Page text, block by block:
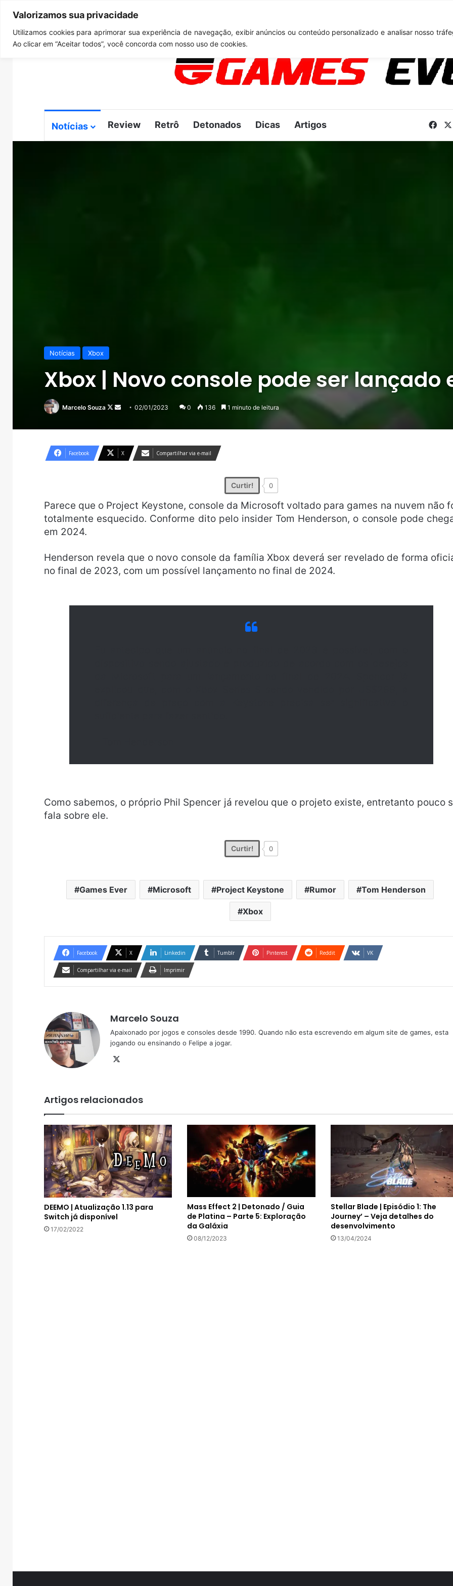
Valorizamos sua privacidade
Utilizamos cookies para aprimorar sua experiência de navegação, exibir anúncios ou conteúdo personalizado e analisar nosso
Ao clicar em “Aceitar todos”, você concorda com nosso uso de cookies.
sábado, agosto 8 2026
Notícias Review Retrô Detonados Dicas Artigos
Notícias Xbox
Xbox | Novo console pode ser lançado
Marcelo Souza
Follow
X
Mande
e-
02/01/2023 0 136 1 minuto de leitura
Facebook X Compartilhar via e-mail
Curtir! 0
Parece que o Project Keystone, console da Microsoft voltado para games na nuvem não
totalmente esquecido. Conforme dito pelo insider Tom Henderson, o console pode
em 2024.
Henderson revela que o novo console da família Xbox deverá ser revelado de forma
no final de 2023, com um possível lançamento no final de 2024.
Como sabemos, o próprio Phil Spencer já revelou que o projeto existe, entretanto pouco
fala sobre ele.
Curtir! 0
Games Ever Microsoft Project Keystone Rumor Tom Henderson
Xbox
Facebook X Linkedin Tumblr Pinterest Reddit VK
Compartilhar via e-mail Imprimir
Marcelo Souza
Apaixonado por jogos e consoles desde 1990. Quando não esta escrevendo em algum site de games, esta
jogando ou ensinando o Felipe a jogar.
Artigos relacionados
DEEMO | Atualização 1.13 para
Switch já disponível
17/02/2022
Mass Effect 2 | Detonado / Guia
de Platina – Parte 5: Exploração
da Galáxia
08/12/2023
Stellar Blade | Episódio 1: The
Journey’ – Veja detalhes do
desenvolvimento
13/04/2024